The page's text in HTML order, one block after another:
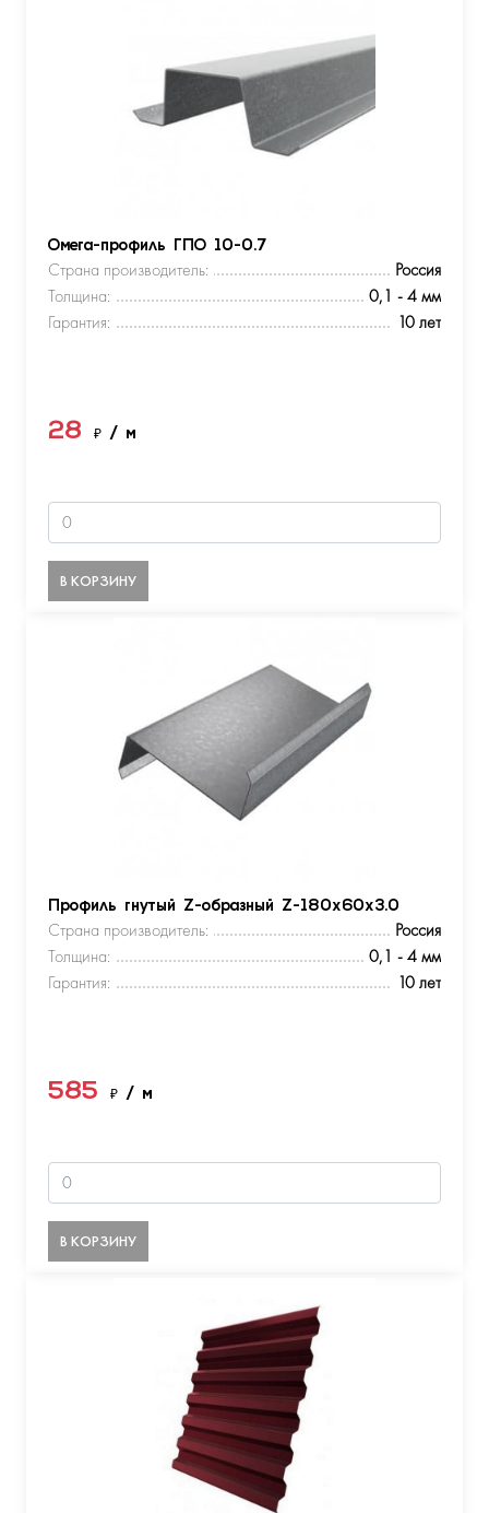
Омега-профиль ГПО 10-0.7
Страна производитель:
Россия
Толщина:
0,1 - 4 мм
Гарантия:
10 лет
28 ₽ / м
В КОРЗИНУ
Профиль гнутый Z-образный Z-180х60х3.0
Страна производитель:
Россия
Толщина:
0,1 - 4 мм
Гарантия:
10 лет
585 ₽ / м
В КОРЗИНУ